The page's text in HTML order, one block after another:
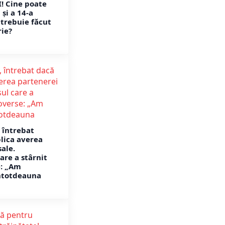
Cine poate
a 14-a
trebuie făcut
întrebat
averea
a stârnit
„Am